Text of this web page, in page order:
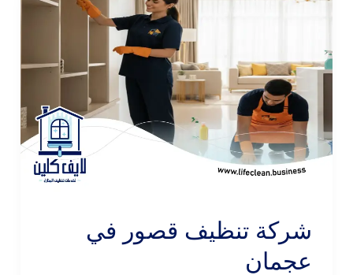
شركة تنظيف قصور في
عجمان